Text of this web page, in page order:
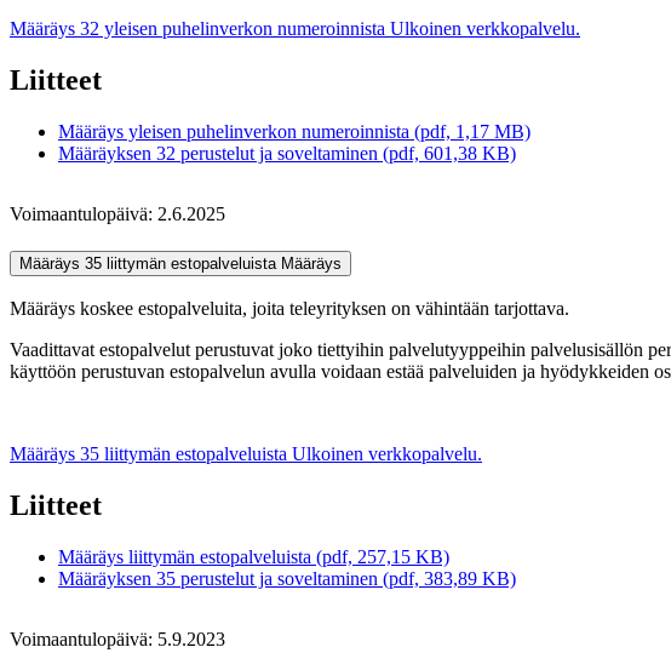
Määräys 32 yleisen puhelinverkon numeroinnista Ulkoinen verkkopalvelu.
Liitteet
Määräys yleisen puhelinverkon numeroinnista (pdf, 1,17 MB)
Määräyksen 32 perustelut ja soveltaminen (pdf, 601,38 KB)
Voimaantulopäivä: 2.6.2025
Määräys 35 liittymän estopalveluista Määräys
Määräys koskee estopalveluita, joita teleyrityksen on vähintään tarjottava.
Vaadittavat estopalvelut perustuvat joko tiettyihin palvelutyyppeihin palvelusisällön
käyttöön perustuvan estopalvelun avulla voidaan estää palveluiden ja hyödykkeiden
Määräys 35 liittymän estopalveluista Ulkoinen verkkopalvelu.
Liitteet
Määräys liittymän estopalveluista (pdf, 257,15 KB)
Määräyksen 35 perustelut ja soveltaminen (pdf, 383,89 KB)
Voimaantulopäivä: 5.9.2023